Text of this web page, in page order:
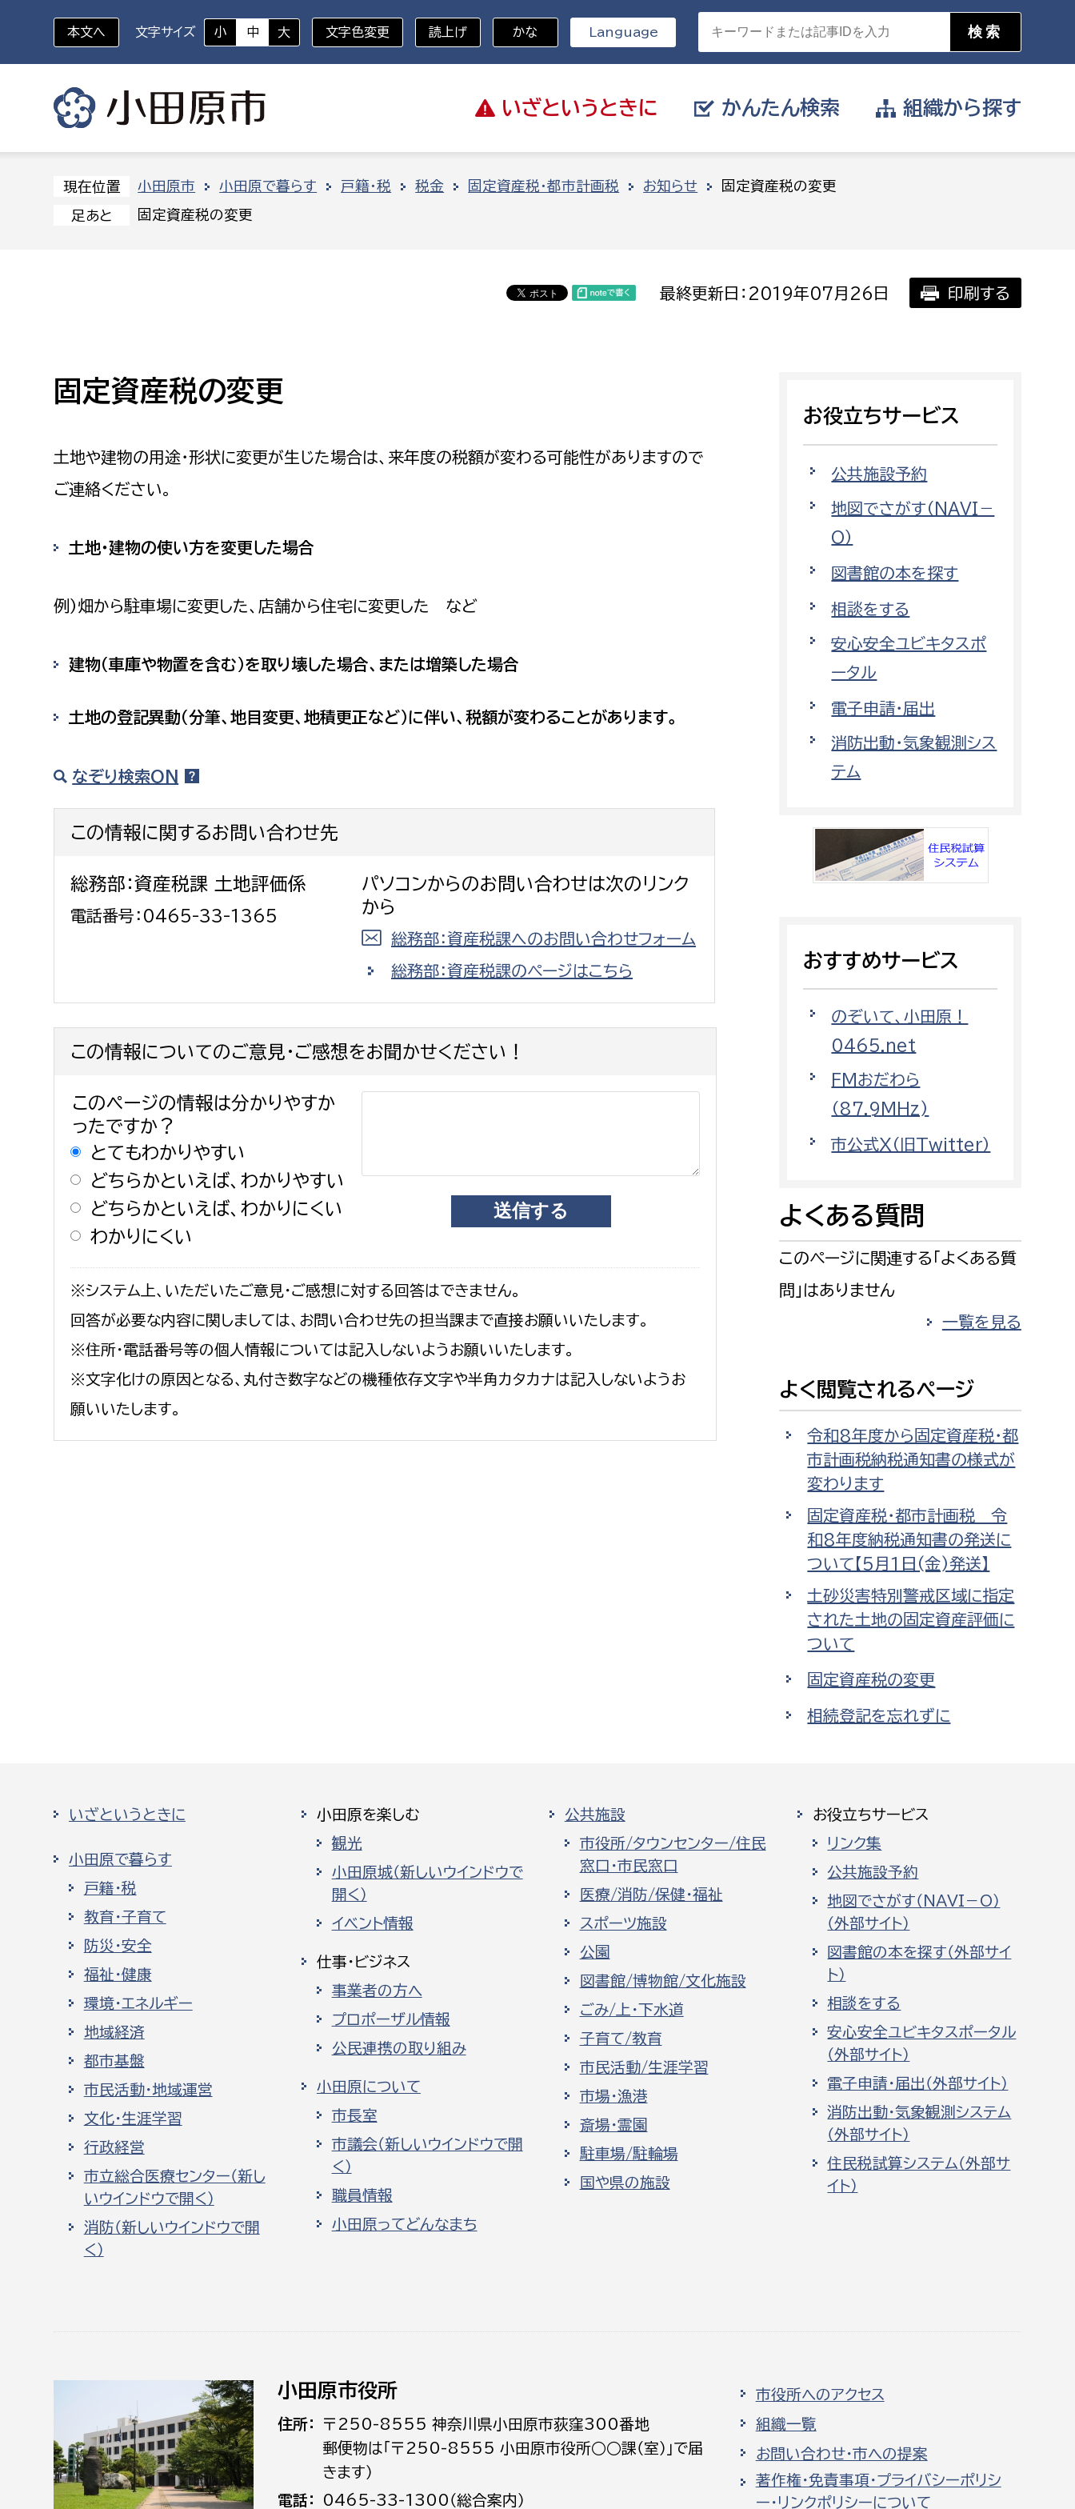
いざと いうときに
いざというときに
かんたん検索
対象者を選択
高校生・大学生など
妊産婦
傷病者
事業者
労働者
分野を選択
環境・エネルギー
文化・生涯学習
市民活動・地域づくり
行政経営
市議会
目的を選択
届け出や申請をしたい
支払いをしたい
働きたい
小田原のことを知りたい
イベント・講座などに参加したい
まちづくりに関わりたい
組織から探す
組織から探す
部に属さない室
職員課
地域安全課
戸籍住民課
環境部
環境政策課
ゼロカーボン推進課
環境保護課
高齢介護課
保険課
健康づくり課
都市政策課
開発審査課
建設部
土木管理課
みどり公園課
会計管理者
患者サポートセンター
病院管理局：経営管理課
病院管理局：施設用度課
消防総務課
警防計画課
救急課
消防課
警防第1課
警防第2課
上下水道局
経営総務課
水道整備課
下水道整備課
浄水管理課
教育部
教育指導課
選挙管理委員会事務局 監査事務局
農業委員会事務局
農業委員会事務局
議会局
本文へ 文字サイズ 小 中 大 文字色変更 読上げ かな Language
現在位置 小田原市 小田原で暮らす 戸籍・税 税金 固定資産税・都市計画税 お知らせ 固定資産税の変更
足あと 固定資産税の変更
最終更新日：2019年07月26日 印刷する
固定資産税の変更
土地や建物の用途・形状に変更が生じた場合は、来年度の税額が変わる可能性がありますので
ご連絡ください。
土地・建物の使い方を変更した場合
例）畑から駐車場に変更した、店舗から住宅に変更した など
建物（車庫や物置を含む）を取り壊した場合、または増築した場合
土地の登記異動（分筆、地目変更、地積更正など）に伴い、税額が変わることがあります。
なぞり検索ON
この情報に関するお問い合わせ先
総務部：資産税課 土地評価係
電話番号：0465-33-1365
パソコンからのお問い合わせは次のリンク
から
総務部：資産税課へのお問い合わせフォーム
総務部：資産税課のページはこちら
この情報についてのご意見・ご感想をお聞かせください！
このページの情報は分かりやすか
ったですか？
とてもわかりやすい
どちらかといえば、わかりやすい
どちらかといえば、わかりにくい
わかりにくい
※システム上、いただいたご意見・ご感想に対する回答はできません。
回答が必要な内容に関しましては、お問い合わせ先の担当課まで直接お願いいたします。
※住所・電話番号等の個人情報については記入しないようお願いいたします。
※文字化けの原因となる、丸付き数字などの機種依存文字や半角カタカナは記入しないようお
願いいたします。
お役立ちサービス
公共施設予約
地図でさがす（NAVI－
O）
図書館の本を探す
相談をする
安心安全ユビキタスポ
ータル
電子申請・届出
消防出動・気象観測シス
テム
おすすめサービス
のぞいて、小田原！
0465.net
FMおだわら
（87.9MHz)
市公式X（旧Twitter）
よくある質問
このページに関連する「よくある質
問」はありません
一覧を見る
よく閲覧されるページ
令和8年度から固定資産税・都
市計画税納税通知書の様式が
変わります
固定資産税・都市計画税 令
和8年度納税通知書の発送に
ついて【5月1日(金)発送】
土砂災害特別警戒区域に指定
された土地の固定資産評価に
ついて
固定資産税の変更
相続登記を忘れずに
いざというときに
小田原で暮らす
戸籍・税
教育・子育て
防災・安全
福祉・健康
環境・エネルギー
地域経済
都市基盤
市民活動・地域運営
文化・生涯学習
行政経営
市立総合医療センター（新し
いウインドウで開く）
消防（新しいウインドウで開
く）
小田原を楽しむ
観光
小田原城（新しいウインドウで
開く）
イベント情報
仕事・ビジネス
事業者の方へ
プロポーザル情報
公民連携の取り組み
小田原について
市長室
市議会（新しいウインドウで開
く）
職員情報
小田原ってどんなまち
公共施設
市役所/タウンセンター/住民
窓口・市民窓口
医療/消防/保健・福祉
スポーツ施設
公園
図書館/博物館/文化施設
ごみ/上・下水道
子育て/教育
市民活動/生涯学習
市場・漁港
斎場・霊園
駐車場/駐輪場
国や県の施設
お役立ちサービス
リンク集
公共施設予約
地図でさがす（NAVI－O）
（外部サイト）
図書館の本を探す（外部サイ
ト）
相談をする
安心安全ユビキタスポータル
（外部サイト）
電子申請・届出（外部サイト）
消防出動・気象観測システム
（外部サイト）
住民税試算システム（外部サ
イト）
小田原市役所
住所
〒250-8555 神奈川県小田原市荻窪300番地
郵便物は「〒250-8555 小田原市役所○○課（室）」で届
きます）
電話
0465-33-1300（総合案内）
市役所へのアクセス
組織一覧
お問い合わせ・市への提案
著作権・免責事項・プライバシーポリシ
ー・リンクポリシーについて